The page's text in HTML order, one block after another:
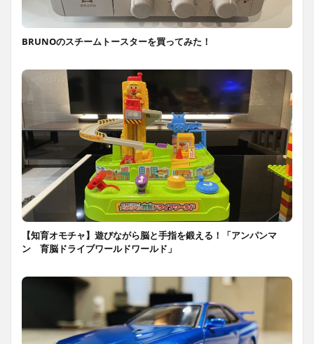
BRUNOのスチームトースターを買ってみた！
【知育オモチャ】遊びながら脳と手指を鍛える！「アンパンマ
ン 育脳ドライブワールドワールド」